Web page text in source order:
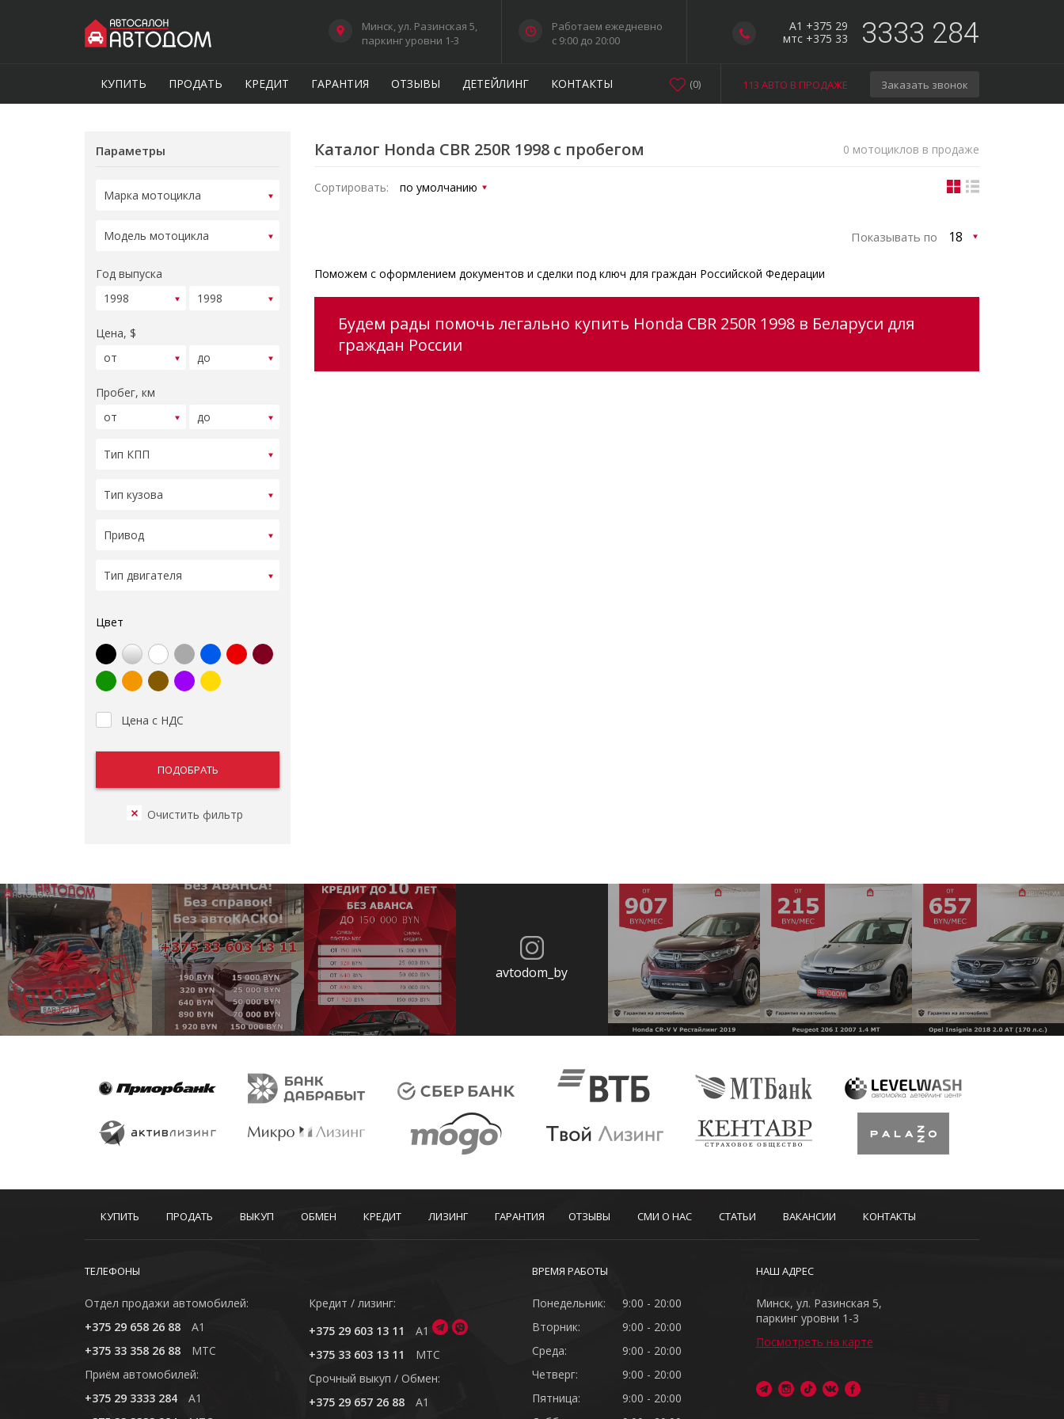
A1 +375 29
мтс +375 33
3333 284
Минск, ул. Разинская 5,
паркинг уровни 1-3
Работаем ежедневно
c 9:00 до 20:00
КУПИТЬ ПРОДАТЬ КРЕДИТ ГАРАНТИЯ ОТЗЫВЫ ДЕТЕЙЛИНГ КОНТАКТЫ 113 АВТО В ПРОДАЖЕ Заказать звонок
(0)
Параметры
Год выпуска
Цена, $
Пробег, км
Цвет
Цена с НДС
Каталог Honda CBR 250R 1998 с пробегом 0 мотоциклов в продаже
Сортировать:
Показывать по
Поможем с оформлением документов и сделки под ключ для граждан Российской Федерации
Будем рады помочь легально купить Honda CBR 250R 1998 в Беларуси для
граждан России
avtodom_by
КУПИТЬ ПРОДАТЬ ВЫКУП ОБМЕН КРЕДИТ ЛИЗИНГ ГАРАНТИЯ ОТЗЫВЫ СМИ О НАС СТАТЬИ ВАКАНСИИ КОНТАКТЫ
ТЕЛЕФОНЫ
Отдел продажи автомобилей:
+375 29 658 26 88
A1
+375 33 358 26 88
MTC
Приём автомобилей:
+375 29 3333 284
A1
Кредит / лизинг:
+375 29 603 13 11
A1
+375 33 603 13 11
MTC
Cрочный выкуп / Обмен:
+375 29 657 26 88
A1
ВРЕМЯ РАБОТЫ
Понедельник:
9:00 - 20:00
Вторник:
9:00 - 20:00
Среда:
9:00 - 20:00
Четверг:
9:00 - 20:00
Пятница:
9:00 - 20:00
НАШ АДРЕС
Минск, ул. Разинская 5,
паркинг уровни 1-3
Посмотреть на карте